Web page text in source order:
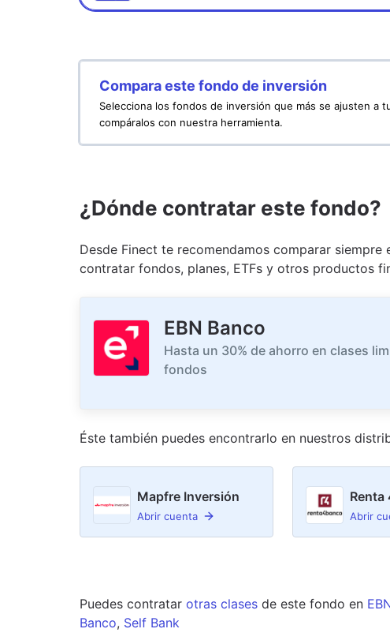
Compara este fondo de inversión
Selecciona los fondos de inversión que más se ajusten a
compáralos con nuestra herramienta.
¿Dónde contratar este fondo?
Desde Finect te recomendamos comparar
contratar fondos, planes, ETFs y otros productos
EBN Banco
Hasta un 30% de ahorro en clases
fondos
Éste también puedes encontrarlo en nuestros
Mapfre Inversión
Abrir cuenta
Renta
Abrir
Puedes contratar otras clases de este fondo en
Banco, Self Bank